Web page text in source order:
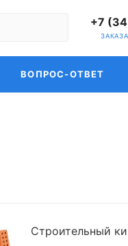
+7
ВОПРОС-ОТВЕТ
Строительный